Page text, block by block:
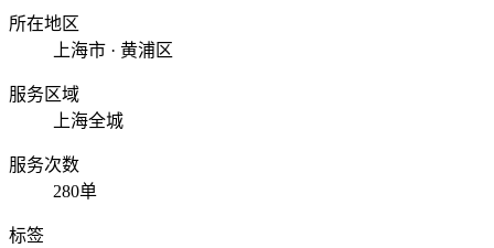
所在地区
上海市 · 黄浦区
服务区域
上海全城
服务次数
280单
标签